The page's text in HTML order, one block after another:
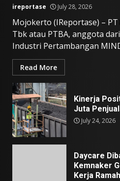
ireportase July 28, 2026
Mojokerto (IReportase) –
Tbk atau PTBA, anggota
Industri Pertambangan
Read More
Kinerja
Juta
July 24, 2026
Daycare
Kemnaker
Kerja